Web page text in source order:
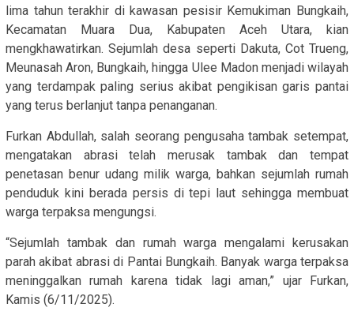
lima tahun terakhir di kawasan pesisir Kemukiman Bungkaih,
Kecamatan Muara Dua, Kabupaten Aceh Utara, kian
mengkhawatirkan. Sejumlah desa seperti Dakuta, Cot Trueng,
Meunasah Aron, Bungkaih, hingga Ulee Madon menjadi wilayah
yang terdampak paling serius akibat pengikisan garis pantai
yang terus berlanjut tanpa penanganan.
Furkan Abdullah, salah seorang pengusaha tambak setempat,
mengatakan abrasi telah merusak tambak dan tempat
penetasan benur udang milik warga, bahkan sejumlah rumah
penduduk kini berada persis di tepi laut sehingga membuat
warga terpaksa mengungsi.
“Sejumlah tambak dan rumah warga mengalami kerusakan
parah akibat abrasi di Pantai Bungkaih. Banyak warga terpaksa
meninggalkan rumah karena tidak lagi aman,” ujar Furkan,
Kamis (6/11/2025).